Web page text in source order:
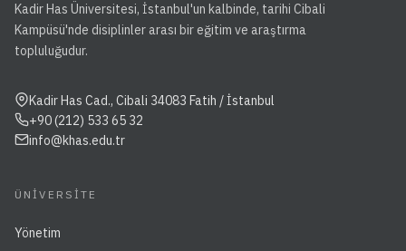
Kadir Has Üniversitesi, İstanbul'un kalbinde, tarihi Cibali
Kampüsü'nde disiplinler arası bir eğitim ve araştırma
topluluğudur.
Kadir Has Cad., Cibali 34083 Fatih / İstanbul
+90 (212) 533 65 32
info@khas.edu.tr
ÜNIVERSITE
Yönetim